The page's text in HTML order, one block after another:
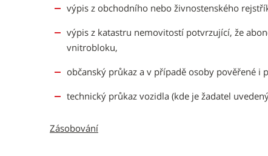
výpis z obchodního nebo živnostenského
výpis z katastru nemovitostí potvrzující, že
vnitrobloku,
občanský průkaz a v případě osoby pověřené i
technický průkaz vozidla (kde je žadatel
Zásobování